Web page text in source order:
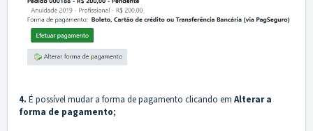
4. É possível mudar a forma de pagamento clicando em Alterar a
forma de pagamento;